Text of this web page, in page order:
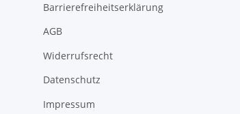
Barrierefreiheitserklärung
AGB
Widerrufsrecht
Datenschutz
Impressum